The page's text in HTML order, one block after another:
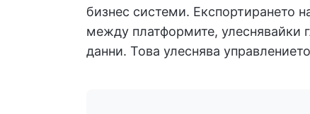
бизнес системи. Експортирането
между платформите, улеснявайки
данни. Това улеснява